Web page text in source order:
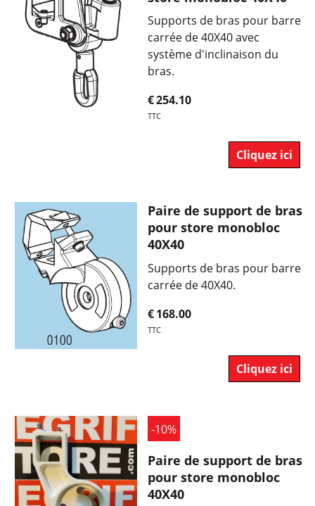
Supports de bras pour barre
carrée de 40X40 avec
système d'inclinaison du
bras.
€254.10
TTC
Cliquez ici
Paire de support de bras
pour store monobloc
40X40
Supports de bras pour barre
carrée de 40X40.
€168.00
TTC
Cliquez ici
-10%
Paire de support de bras
pour store monobloc
40X40